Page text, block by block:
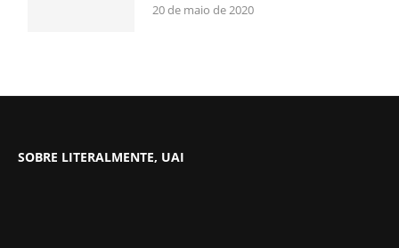
20 de maio de 2020
SOBRE LITERALMENTE, UAI